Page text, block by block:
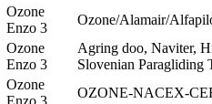
Ozone
Enzo 3
Ozone/Alamair/
Ozone
Enzo 3
Agring doo, Naviter,
Slovenian Paragliding
Ozone
Enzo 3
OZONE-NACEX-